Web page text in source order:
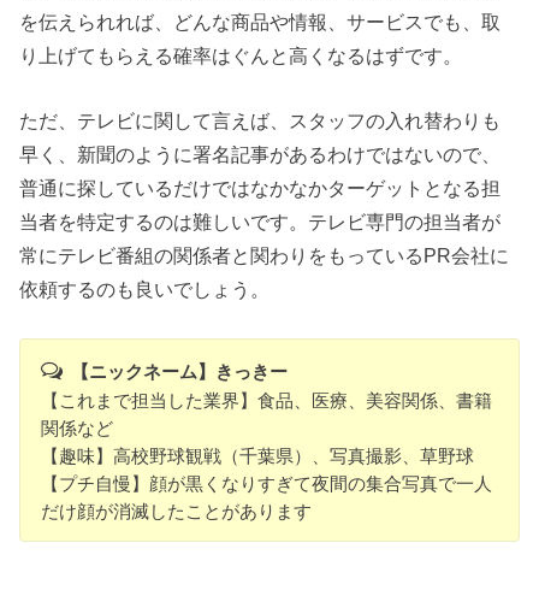
を伝えられれば、どんな商品や情報、サービスでも、取
り上げてもらえる確率はぐんと高くなるはずです。
ただ、テレビに関して言えば、スタッフの入れ替わりも
早く、新聞のように署名記事があるわけではないので、
普通に探しているだけではなかなかターゲットとなる担
当者を特定するのは難しいです。テレビ専門の担当者が
常にテレビ番組の関係者と関わりをもっているPR会社に
依頼するのも良いでしょう。
【ニックネーム】きっきー
【これまで担当した業界】食品、医療、美容関係、書籍
関係など
【趣味】高校野球観戦（千葉県）、写真撮影、草野球
【プチ自慢】顔が黒くなりすぎて夜間の集合写真で一人
だけ顔が消滅したことがあります